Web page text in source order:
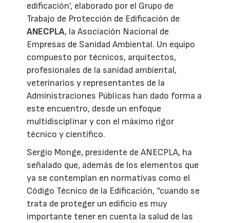
edificación’, elaborado por el Grupo de
Trabajo de Protección de Edificación de
ANECPLA, la Asociación Nacional de
Empresas de Sanidad Ambiental. Un equipo
compuesto por técnicos, arquitectos,
profesionales de la sanidad ambiental,
veterinarios y representantes de la
Administraciones Públicas han dado forma a
este encuentro, desde un enfoque
multidisciplinar y con el máximo rigor
técnico y científico.
Sergio Monge, presidente de ANECPLA, ha
señalado que, además de los elementos que
ya se contemplan en normativas como el
Código Técnico de la Edificación, “cuando se
trata de proteger un edificio es muy
importante tener en cuenta la salud de las